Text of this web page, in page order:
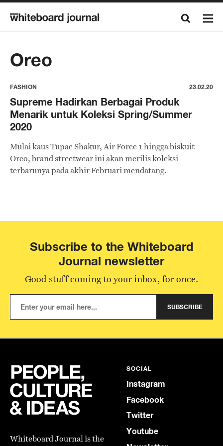
Oreo
FASHION 23.02.20
Supreme Hadirkan Berbagai Produk
Menarik untuk Koleksi Spring/Summer
2020
Mulai kaus Tupac Shakur, Air Force 1 hingga biskuit
Oreo, brand streetwear ini akan merilis koleksi
terbarunya pada akhir Februari mendatang.
Subscribe to the Whiteboard
Journal newsletter
Good stuff coming to your inbox, for once.
SUBSCRIBE
Whiteboard Journal is the
SOCIAL
Instagram
Facebook
Twitter
Youtube